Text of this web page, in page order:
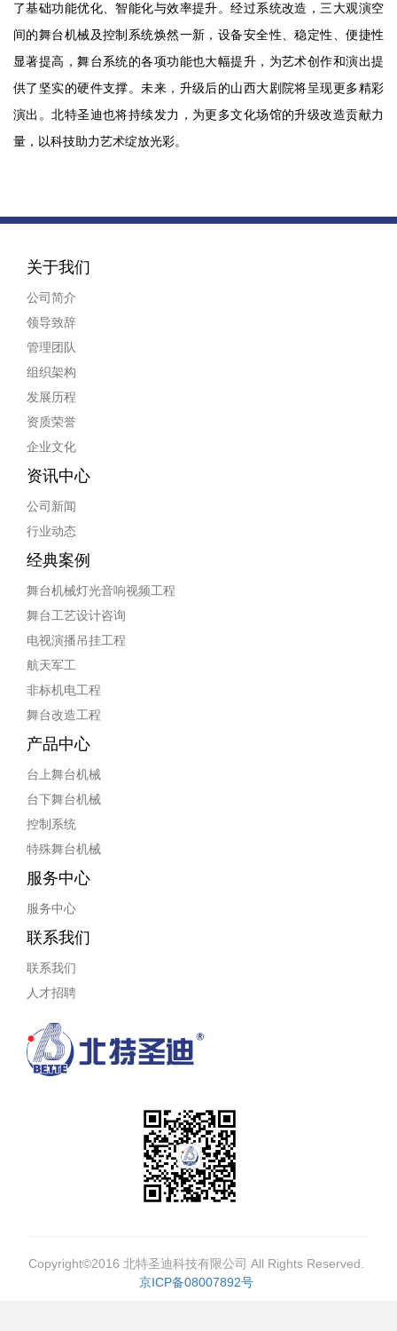
了基础功能优化、智能化与效率提升。经过系统改造，三大观演空
间的舞台机械及控制系统焕然一新，设备安全性、稳定性、便捷性
显著提高，舞台系统的各项功能也大幅提升，为艺术创作和演出提
供了坚实的硬件支撑。未来，升级后的山西大剧院将呈现更多精彩
演出。北特圣迪也将持续发力，为更多文化场馆的升级改造贡献力
量，以科技助力艺术绽放光彩。
关于我们
公司简介
领导致辞
管理团队
组织架构
发展历程
资质荣誉
企业文化
资讯中心
公司新闻
行业动态
经典案例
舞台机械灯光音响视频工程
舞台工艺设计咨询
电视演播吊挂工程
航天军工
非标机电工程
舞台改造工程
产品中心
台上舞台机械
台下舞台机械
控制系统
特殊舞台机械
服务中心
服务中心
联系我们
联系我们
人才招聘
Copyright©2016 北特圣迪科技有限公司 All Rights Reserved.
京ICP备08007892号